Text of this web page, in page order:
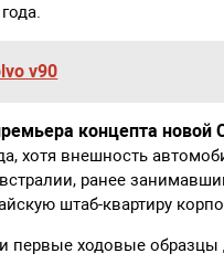
v90
концепта новой
хотя внешность
ранее
штаб-квартиру
первые ходовые